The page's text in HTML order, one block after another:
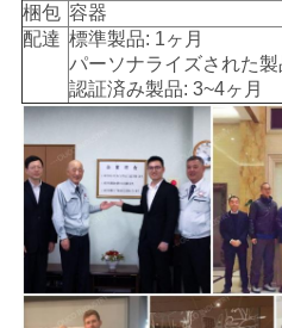
梱包 容器
配達 標準製品: 1ヶ月
パーソナライズされた製
認証済み製品: 3~4ヶ月